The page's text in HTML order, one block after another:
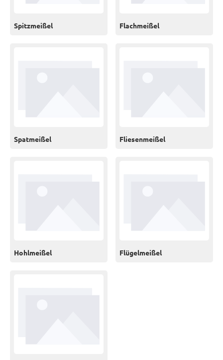
Spitzmeißel Flachmeißel
Spatmeißel Fliesenmeißel
Hohlmeißel Flügelmeißel